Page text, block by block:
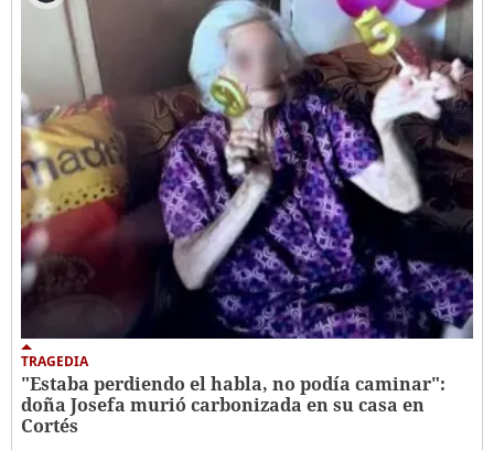
TRAGEDIA
"Estaba perdiendo el habla, no podía caminar":
doña Josefa murió carbonizada en su casa en
Cortés